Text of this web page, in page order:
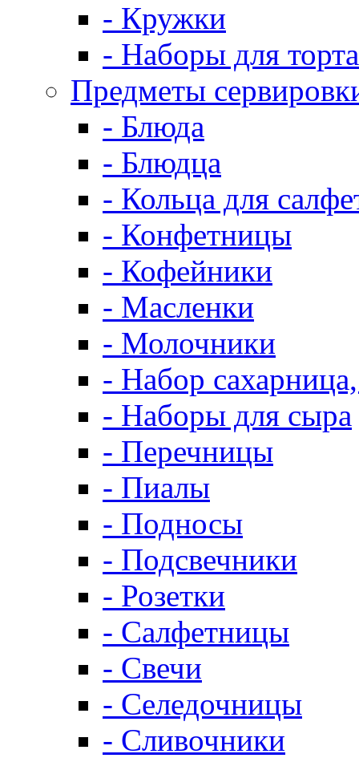
- Кружки
- Наборы для торта
Предметы
- Блюда
- Блюдца
- Кольца для
- Конфетницы
- Кофейники
- Масленки
- Молочники
- Набор
- Наборы для сыра
- Перечницы
- Пиалы
- Подносы
- Подсвечники
- Розетки
- Салфетницы
- Свечи
- Селедочницы
- Сливочники